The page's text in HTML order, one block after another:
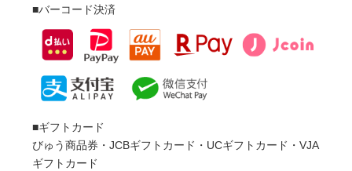
■ギフトカード
びゅう商品券・JCBギフトカード・UCギフトカード・VJA
ギフトカード